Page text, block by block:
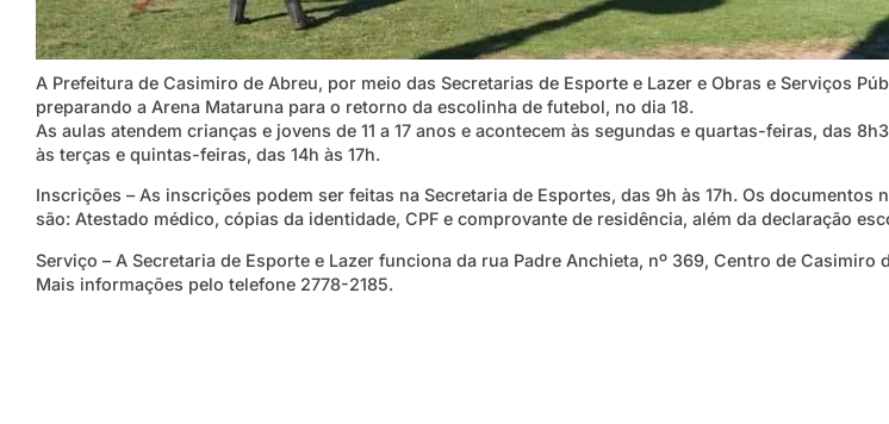
A Prefeitura de Casimiro de Abreu, por meio das Secretarias de Esporte e Lazer e Obras e Serviços
preparando a Arena Mataruna para o retorno da escolinha de futebol, no dia 18.
As aulas atendem crianças e jovens de 11 a 17 anos e acontecem às segundas e quartas-feiras, das
às terças e quintas-feiras, das 14h às 17h.
Inscrições – As inscrições podem ser feitas na Secretaria de Esportes, das 9h às 17h. Os documentos
são: Atestado médico, cópias da identidade, CPF e comprovante de residência, além da declaração
Serviço – A Secretaria de Esporte e Lazer funciona da rua Padre Anchieta, nº 369, Centro de Casimiro
Mais informações pelo telefone 2778-2185.